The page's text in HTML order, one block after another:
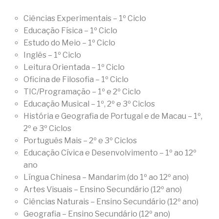
Ciências Experimentais – 1º Ciclo
Educação Física – 1º Ciclo
Estudo do Meio – 1º Ciclo
Inglês – 1º Ciclo
Leitura Orientada – 1º Ciclo
Oficina de Filosofia – 1º Ciclo
TIC/Programação – 1º e 2º Ciclo
Educação Musical – 1º, 2º e 3º Ciclos
História e Geografia de Portugal e de Macau – 1º,
2º e 3º Ciclos
Português Mais – 2º e 3º Ciclos
Educação Cívica e Desenvolvimento – 1º ao 12º
ano
Língua Chinesa – Mandarim (do 1º ao 12º ano)
Artes Visuais – Ensino Secundário (12º ano)
Ciências Naturais – Ensino Secundário (12º ano)
Geografia – Ensino Secundário (12º ano)